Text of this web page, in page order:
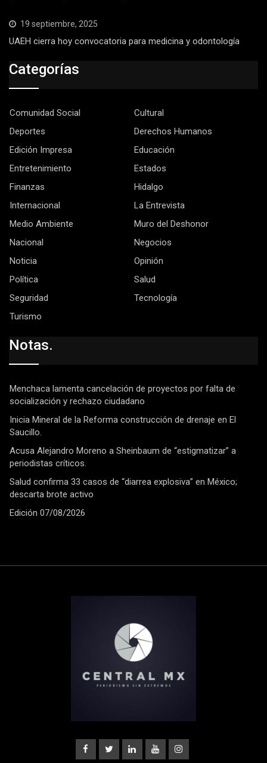
19 septiembre, 2025
UAEH cierra hoy convocatoria para medicina y odontología
Categorías
Comunidad Social
Cultural
Deportes
Derechos Humanos
Edición Impresa
Educación
Entretenimiento
Estados
Finanzas
Hidalgo
Internacional
La Entrevista
Medio Ambiente
Muro del Deshonor
Nacional
Negocios
Noticia
Opinión
Política
Salud
Seguridad
Tecnología
Turismo
Notas.
Menchaca lamenta cancelación de proyectos por falta de
socialización y rechazo ciudadano
Inicia Mineral de la Reforma construcción de drenaje en El
Saucillo.
Acusa Alejandro Moreno a Sheinbaum de “estigmatizar” a
periodistas críticos.
Salud confirma 33 casos de “diarrea explosiva” en México;
descarta brote activo
Edición 07/08/2026